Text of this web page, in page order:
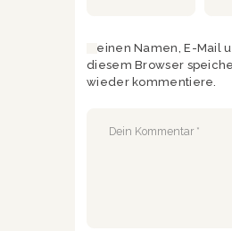
Meinen Namen, E-Mail
diesem Browser
wieder kommentiere.